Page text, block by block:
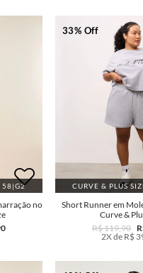
58|G2
no
CURVE & PLUS
33% Off
Short Runner em
Curve &
R$ 119,90
2X de R$